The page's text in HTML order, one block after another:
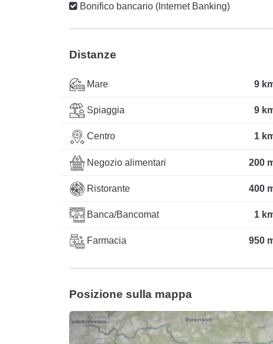
Bonifico bancario (Internet Banking)
Distanze
Mare 9
Spiaggia 9
Centro 1
Negozio alimentari 200
Ristorante 400
Banca/Bancomat 1
Farmacia 950
Posizione sulla mappa